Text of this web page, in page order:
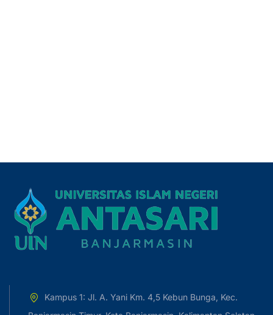
Kampus 1: Jl. A. Yani Km. 4,5 Kebun Bunga, Kec.